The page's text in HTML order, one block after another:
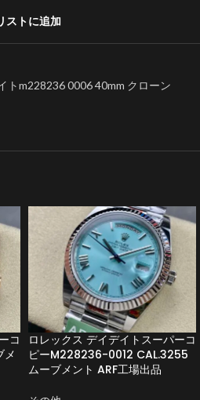
ストに追加
トm228236 0006 40mm クローン
コ
メ
ロレックス デイデイトスーパーコ
ピーM228236-0012 CAL.3255
ムーブメント ARF工場出品